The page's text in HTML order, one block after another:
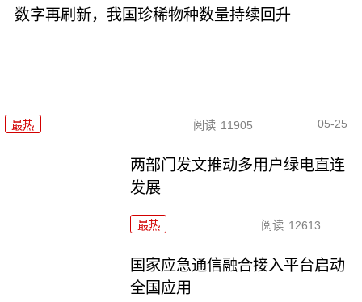
数字再刷新，我国珍稀物种数量持续回升
最热 阅读 11905 05-25
两部门发文推动多用户绿电直连
发展
最热 阅读 12613
国家应急通信融合接入平台启动
全国应用